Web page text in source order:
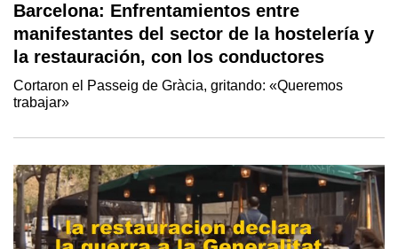
Barcelona: Enfrentamientos entre
manifestantes del sector de la hostelería y
la restauración, con los conductores
Cortaron el Passeig de Gràcia, gritando: «Queremos
trabajar»